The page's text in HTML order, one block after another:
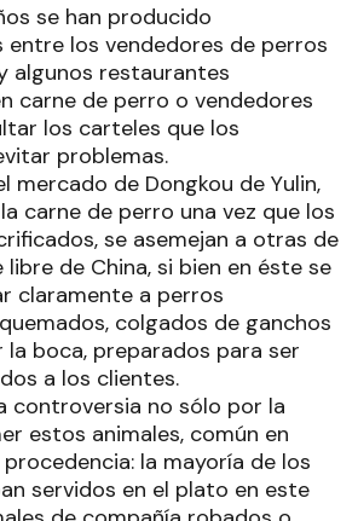
se han producido
los vendedores de perros
algunos restaurantes
carne de perro o vendedores
los carteles que los
problemas.
mercado de Dongkou de Yulin,
carne de perro una vez que los
se asemejan a otras de
de China, si bien en éste se
claramente a perros
colgados de ganchos
boca, preparados para ser
a los clientes.
controversia no sólo por la
estos animales, común en
la mayoría de los
servidos en el plato en este